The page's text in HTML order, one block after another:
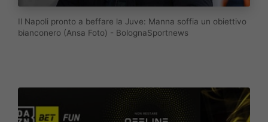
Il Napoli pronto a beffare la Juve: Manna soffia un obiettivo
bianconero (Ansa Foto) - BolognaSportnews